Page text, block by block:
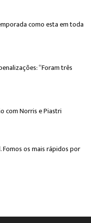
como esta em toda
“Foram três
com Norris e Piastri
Fomos os mais rápidos por